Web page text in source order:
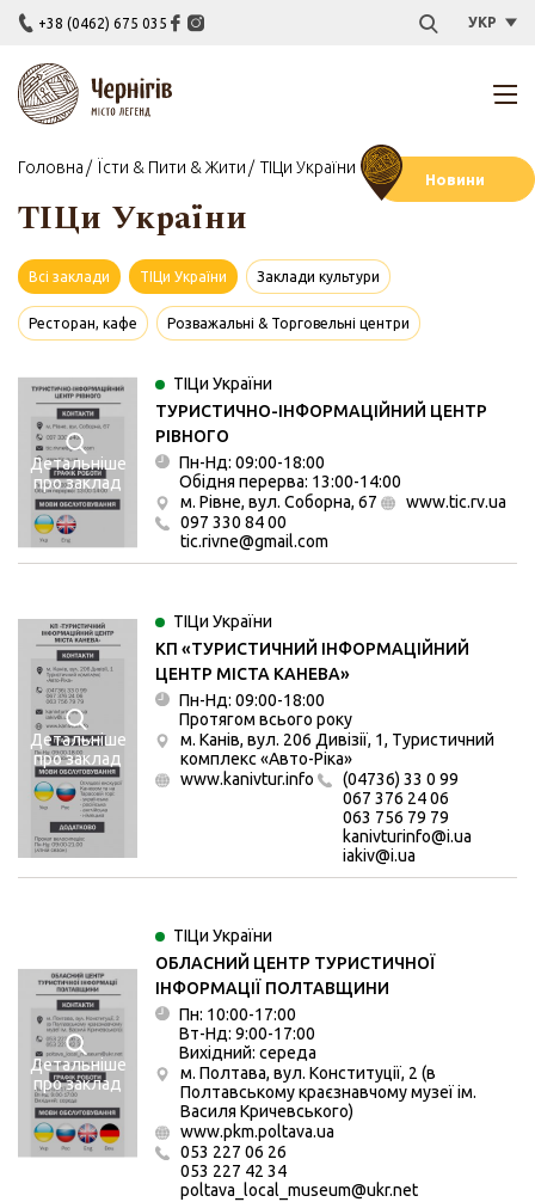
+38 (0462) 675 035 УКР
Новини
Головна Їсти & Пити & Жити ТІЦи України
ТІЦи України
Всі заклади ТІЦи України Заклади культури
Ресторан, кафе Розважальні & Торговельні центри
Детальніше
про заклад
ТІЦи України
ТУРИСТИЧНО-ІНФОРМАЦІЙНИЙ ЦЕНТР
РІВНОГО
Пн-Нд: 09:00-18:00
Обідня перерва: 13:00-14:00
м. Рівне, вул. Соборна, 67
www.tic.rv.ua
097 330 84 00
tic.rivne@gmail.com
Детальніше
про заклад
ТІЦи України
КП «ТУРИСТИЧНИЙ ІНФОРМАЦІЙНИЙ
ЦЕНТР МІСТА КАНЕВА»
Пн-Нд: 09:00-18:00
Протягом всього року
м. Канів, вул. 206 Дивізії, 1, Туристичний
комплекс «Авто-Ріка»
www.kanivtur.info
(04736) 33 0 99
067 376 24 06
063 756 79 79
kanivturinfo@i.ua
iakiv@i.ua
Детальніше
про заклад
ТІЦи України
ОБЛАСНИЙ ЦЕНТР ТУРИСТИЧНОЇ
ІНФОРМАЦІЇ ПОЛТАВЩИНИ
Пн: 10:00-17:00
Вт-Нд: 9:00-17:00
Вихідний: середа
м. Полтава, вул. Конституції, 2 (в
Полтавському краєзнавчому музеї ім.
Василя Кричевського)
www.pkm.poltava.ua
053 227 06 26
053 227 42 34
poltava_local_museum@ukr.net